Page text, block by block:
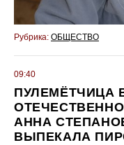
Рубрика: ОБЩЕСТВО
09:40
ПУЛЕМЁТЧИЦА
АННА
ВЫПЕКАЛА